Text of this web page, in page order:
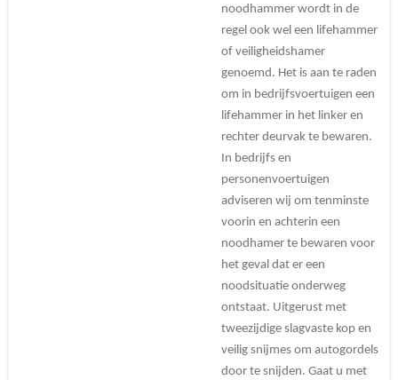
noodhammer wordt in de
regel ook wel een lifehammer
of veiligheidshamer
genoemd. Het is aan te raden
om in bedrijfsvoertuigen een
lifehammer in het linker en
rechter deurvak te bewaren.
In bedrijfs en
personenvoertuigen
adviseren wij om tenminste
voorin en achterin een
noodhamer te bewaren voor
het geval dat er een
noodsituatie onderweg
ontstaat. Uitgerust met
tweezijdige slagvaste kop en
veilig snijmes om autogordels
door te snijden. Gaat u met